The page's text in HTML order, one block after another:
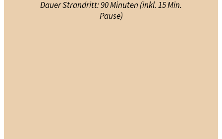
Dauer Strandritt: 90 Minuten (inkl. 15 Min.
Pause)